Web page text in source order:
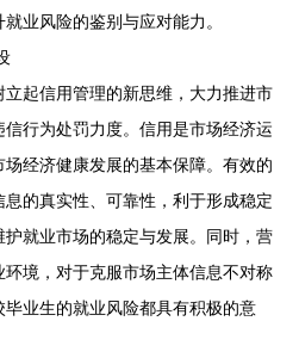
业风险的鉴别与应对能力。
起信用管理的新思维，大力推进市
行为处罚力度。信用是市场经济运
经济健康发展的基本保障。有效的
的真实性、可靠性，利于形成稳定
就业市场的稳定与发展。同时，营
境，对于克服市场主体信息不对称
业生的就业风险都具有积极的意